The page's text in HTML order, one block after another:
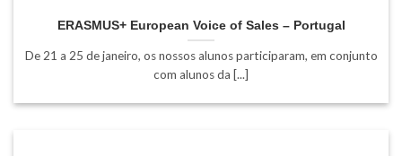
ERASMUS+ European Voice of Sales – Portugal
De 21 a 25 de janeiro, os nossos alunos participaram, em conjunto
com alunos da [...]